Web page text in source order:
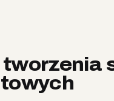
tworzenia